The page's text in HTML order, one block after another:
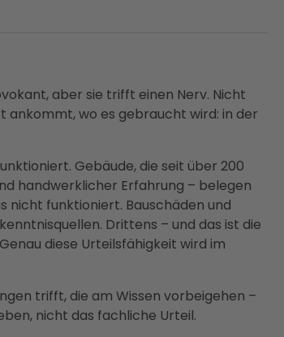
aber sie trifft einen Nerv. Nicht
ankommt, wo es gebraucht wird: in der
Gebäude, die seit über 200
handwerklicher Erfahrung – belegen
nicht funktioniert. Bauschäden und
Drittens – und das ist die
diese Urteilsfähigkeit wird im
trifft, die am Wissen vorbeigehen –
nicht das fachliche Urteil.